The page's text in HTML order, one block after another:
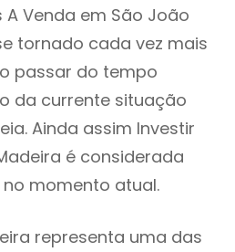
Venda em São João
tornado cada vez mais
passar do tempo
da currente situação
Ainda assim Investir
é considerada
momento atual.
representa uma das